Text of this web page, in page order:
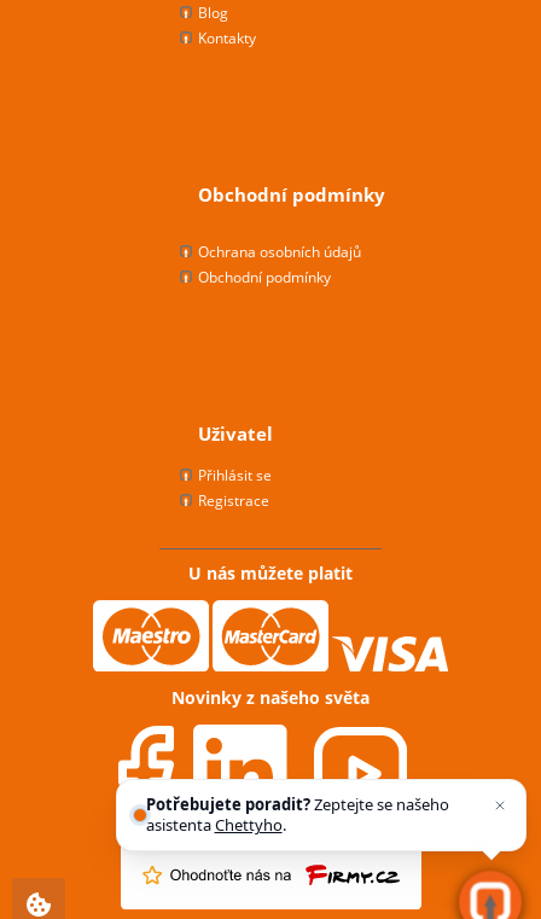
Blog
Kontakty
Obchodní podmínky
Ochrana osobních údajů
Obchodní podmínky
Uživatel
Přihlásit se
Registrace
U nás můžete platit
Novinky z našeho světa
Potřebujete poradit?Zeptejte se našeho
asistentaChettyho.